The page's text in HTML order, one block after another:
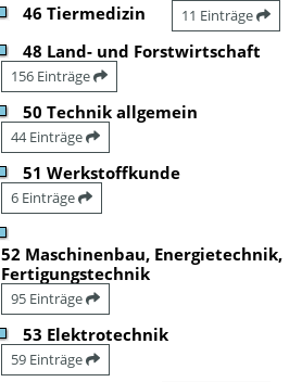
46 Tiermedizin 11 Einträge
48 Land- und Forstwirtschaft
156 Einträge
50 Technik allgemein
44 Einträge
51 Werkstoffkunde
6 Einträge
52 Maschinenbau, Energietechnik,
Fertigungstechnik
95 Einträge
53 Elektrotechnik
59 Einträge